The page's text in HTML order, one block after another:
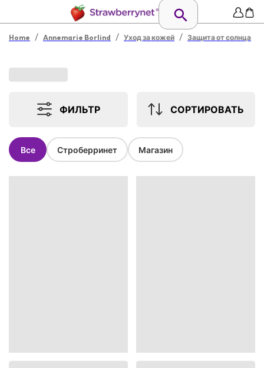
Home / Annemarie Borlind / Уход за кожей / Защита от солнца
ФИЛЬТР СОРТИРОВАТЬ
Все Строберринет Магазин